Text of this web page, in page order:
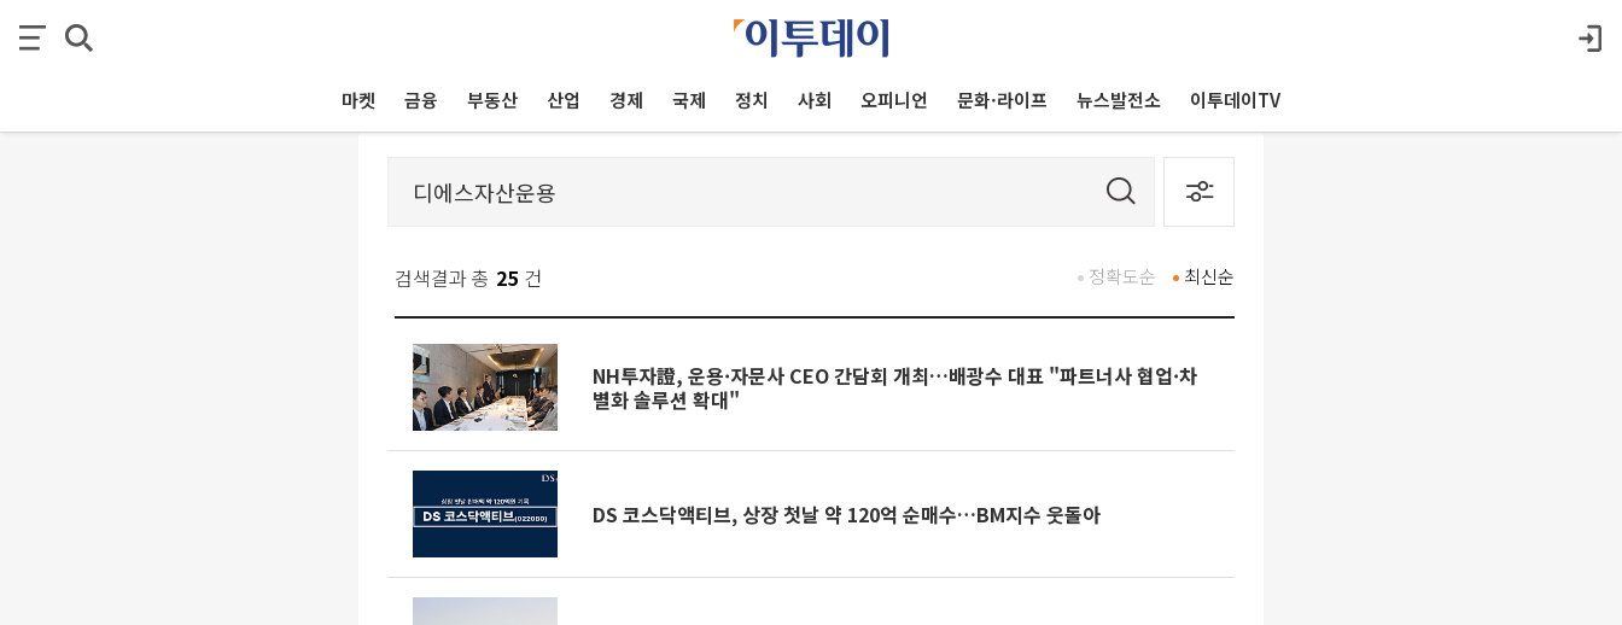
마켓 금융 부동산 산업 경제 국제 정치 사회 오피니언 문화·라이프 뉴스발전소 이투데이TV
검색결과 총 25 건 최신순
정확도순
NH투자證, 운용·자문사 CEO 간담회 개최…배광수 대표 "파트너사 협업·차
별화 솔루션 확대"
DS 코스닥액티브, 상장 첫날 약 120억 순매수…BM지수 웃돌아